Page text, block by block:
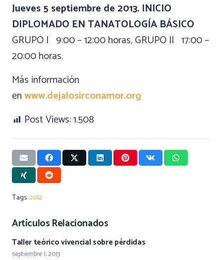
Jueves 5 septiembre de 2013. INICIO
DIPLOMADO EN TANATOLOGÍA BÁSICO
GRUPO I 9:00 – 12:00 horas, GRUPO II 17:00 –
20:00 horas.
Más información
enwww.dejalosirconamor.org
Post Views:1.508
Tags:2012
Artículos Relacionados
Taller teórico vivencial sobre pérdidas
septiembre 1, 2013